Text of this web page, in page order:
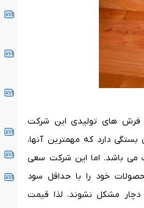
های تولیدی این شرکت
دارد که مهمترین آنها،
می باشد. اما این شرکت سعی
خود را با حداقل سود
مشکل نشوند، لذا قیمت